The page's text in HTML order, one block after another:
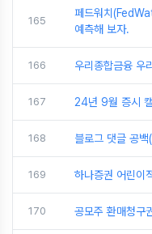
165
페드워치
예측해 보자.
166 우리종합금융
167 24년 9월 증시
168 블로그 댓글 공
169 하나증권 어린이
170 공모주 환매청구